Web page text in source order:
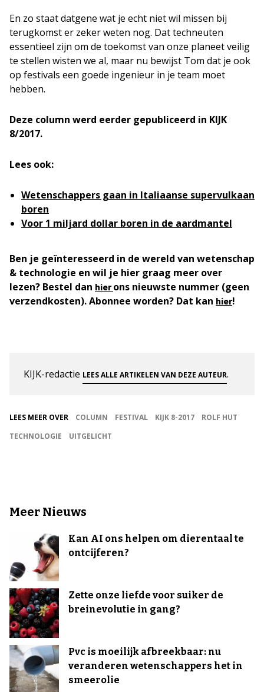
En zo staat datgene wat je echt niet wil missen bij
terugkomst er zeker weten nog. Dat techneuten
essentieel zijn om de toekomst van onze planeet veilig
te stellen wisten we al, maar nu bewijst Tom dat je ook
op festivals een goede ingenieur in je team moet
hebben.
Deze column werd eerder gepubliceerd in KIJK
8/2017.
Lees ook:
Wetenschappers gaan in Italiaanse supervulkaan
boren
Voor 1 miljard dollar boren in de aardmantel
Ben je geïnteresseerd in de wereld van wetenschap
& technologie en wil je hier graag meer over
lezen? Bestel dan hierons nieuwste nummer (geen
verzendkosten). Abonnee worden? Dat kan hier!
KIJK-redactie LEES ALLE ARTIKELEN VAN DEZE AUTEUR.
LEES MEER OVER COLUMN FESTIVAL KIJK 8-2017
ROLF HUT
TECHNOLOGIE
UITGELICHT
Meer Nieuws
Kan AI ons helpen om dierentaal te
ontcijferen?
Zette onze liefde voor suiker de
breinevolutie in gang?
Pvc is moeilijk afbreekbaar: nu
veranderen wetenschappers het in
smeerolie